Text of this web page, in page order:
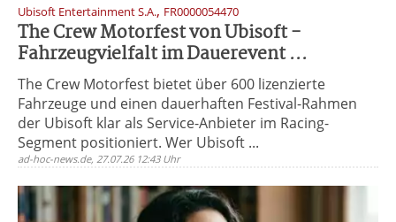
Ubisoft Entertainment S.A., FR0000054470
The Crew Motorfest von Ubisoft -
Fahrzeugvielfalt im Dauerevent ...
The Crew Motorfest bietet über 600 lizenzierte
Fahrzeuge und einen dauerhaften Festival-Rahmen
der Ubisoft klar als Service-Anbieter im Racing-
Segment positioniert. Wer Ubisoft ...
ad-hoc-news.de, 27.07.26 12:43 Uhr